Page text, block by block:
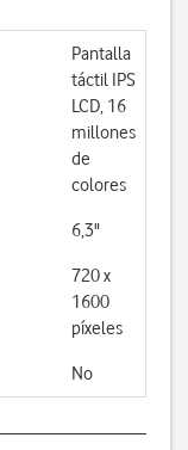
Pantalla
táctil IPS
LCD, 16
millones
de
colores
6,3"
720 x
1600
píxeles
No